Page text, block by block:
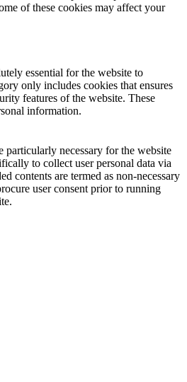
of these cookies may affect your
essential for the website to
only includes cookies that ensures
features of the website. These
information.
particularly necessary for the website
to collect user personal data via
contents are termed as non-necessary
user consent prior to running